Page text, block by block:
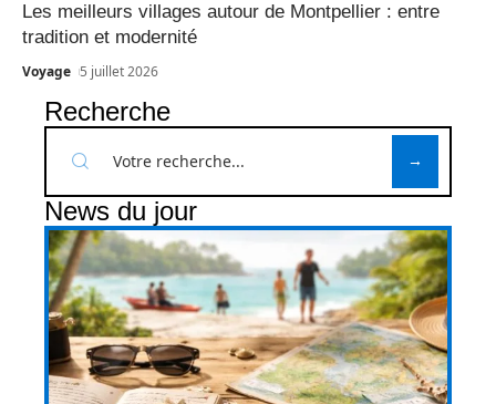
Les meilleurs villages autour de Montpellier : entre
tradition et modernité
Voyage 5 juillet 2026
Recherche
News du jour